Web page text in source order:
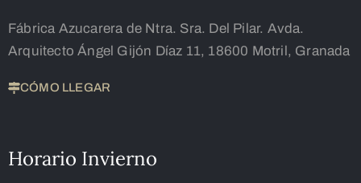
Fábrica Azucarera de Ntra. Sra. Del Pilar. Avda.
Arquitecto Ángel Gijón Díaz 11, 18600 Motril, Granada
CÓMO LLEGAR
Horario Invierno